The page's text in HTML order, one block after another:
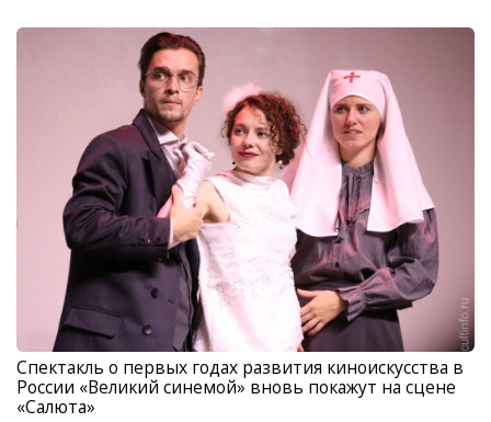
Спектакль о первых годах развития киноискусства в
России «Великий синемой» вновь покажут на сцене
«Салюта»